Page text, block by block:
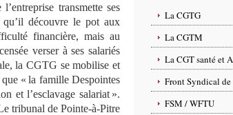
transmette ses
qu’il découvre le pot aux
financière, mais au
verser à ses salariés
la CGTG se mobilise et
« la famille Despointes
et l’esclavage salariat ».
tribunal de Pointe-à-Pitre
La CGTG
La CGTM
La CGT santé et
Front Syndical de
FSM / WFTU